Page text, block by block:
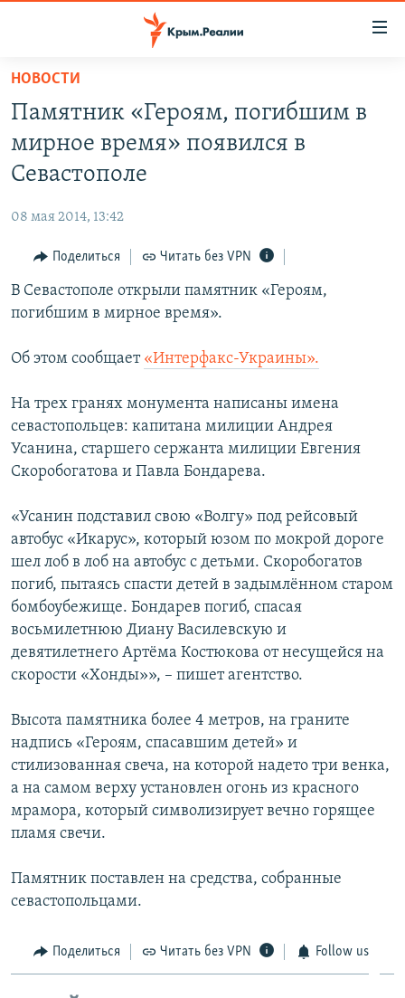
Вернуться
основному
содержанию
Вернутся
главной
Вернутся
поиску
11 ЛЕТ ОККУПАЦИИ КРЫМА. 11 ИСТОРИЙ СОПРОТИВЛЕНИЯ
ВОДА
ЕЩЕ
ИНТЕРАКТИВ
ИНФОГРАФИКА
ТЕЛЕПРОЕКТ КРЫМ.РЕАЛИИ
СОВЕТЫ ПРАВОЗАЩИТНИКОВ
ПОБЕДИТЕЛЕЙ НЕ СУДЯТ?
КРЫМ.НЕПОКОРЕННЫЙ
УКРАИНСКАЯ ПРОБЛЕМА КРЫМА
РАДІО СВОБОДА
КАК ОБОЙТИ БЛОКИРОВКУ
ПРИСОЕДИНЯЙТЕСЬ!
Все сайты RFE/RL
НОВОСТИ
Памятник «Героям, погибшим в
мирное время» появился в
Севастополе
08 мая 2014, 13:42
Поделиться Читать без VPN
В Севастополе открыли памятник «Героям,
погибшим в мирное время».
Об этом сообщает «Интерфакс-Украины».
На трех гранях монумента написаны имена
севастопольцев: капитана милиции Андрея
Усанина, старшего сержанта милиции Евгения
Скоробогатова и Павла Бондарева.
«Усанин подставил свою «Волгу» под рейсовый
автобус «Икарус», который юзом по мокрой дороге
шел лоб в лоб на автобус с детьми. Скоробогатов
погиб, пытаясь спасти детей в задымлённом старом
бомбоубежище. Бондарев погиб, спасая
восьмилетнюю Диану Василевскую и
девятилетнего Артёма Костюкова от несущейся на
скорости «Хонды»», – пишет агентство.
Высота памятника более 4 метров, на граните
надпись «Героям, спасавшим детей» и
стилизованная свеча, на которой надето три венка,
а на самом верху установлен огонь из красного
мрамора, который символизирует вечно горящее
пламя свечи.
Памятник поставлен на средства, собранные
севастопольцами.
Поделиться Читать без VPN Follow us